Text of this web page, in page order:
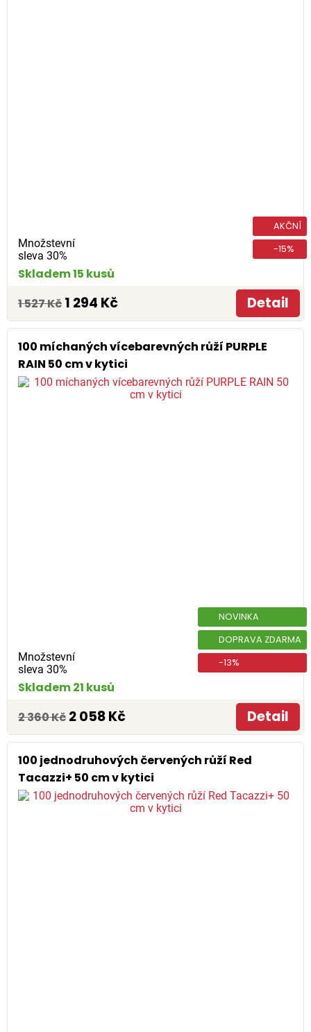
Množstevní
sleva 30%
AKČNÍ
-15%
Skladem 15 kusů
1 527 Kč 1 294 Kč Detail
100 míchaných vícebarevných růží PURPLE
RAIN 50 cm v kytici
Množstevní
sleva 30%
NOVINKA
DOPRAVA ZDARMA
-13%
Skladem 21 kusů
2 360 Kč 2 058 Kč Detail
100 jednodruhových červených růží Red
Tacazzi+ 50 cm v kytici